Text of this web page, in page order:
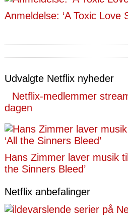
Anmeldelse: ‘A Toxic Love
Udvalgte Netflix nyheder
Netflix-medlemmer
dagen
Hans Zimmer laver musik
the Sinners Bleed’
Netflix anbefalinger